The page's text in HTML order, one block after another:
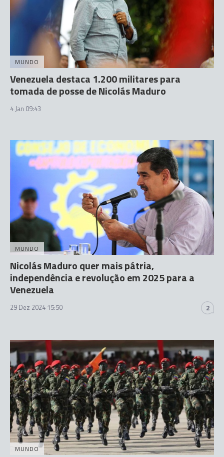
MUNDO
Venezuela destaca 1.200 militares para
tomada de posse de Nicolás Maduro
4 Jan 09:43
MUNDO
Nicolás Maduro quer mais pátria,
independência e revolução em 2025 para a
Venezuela
29 Dez 2024 15:50 2
MUNDO